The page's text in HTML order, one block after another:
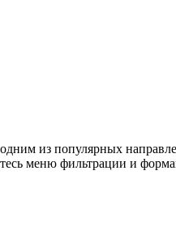
из популярных
меню фильтрации и